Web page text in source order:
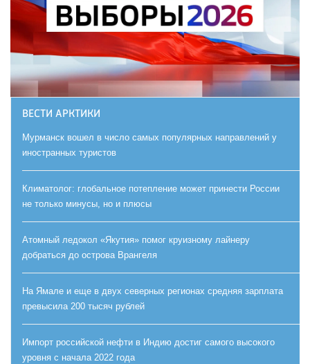
ВЕСТИ АРКТИКИ
Мурманск вошел в число самых популярных направлений у
иностранных туристов
Климатолог: глобальное потепление может принести России
не только минусы, но и плюсы
Атомный ледокол «Якутия» помог круизному лайнеру
добраться до острова Врангеля
На Ямале и еще в двух северных регионах средняя зарплата
превысила 200 тысяч рублей
Импорт российской нефти в Индию достиг самого высокого
уровня с начала 2022 года